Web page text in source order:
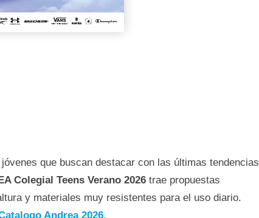
que buscan destacar con las últimas tendencias
Colegial Teens Verano 2026trae propuestas
y materiales muy resistentes para el uso diario.
Andrea 2026.